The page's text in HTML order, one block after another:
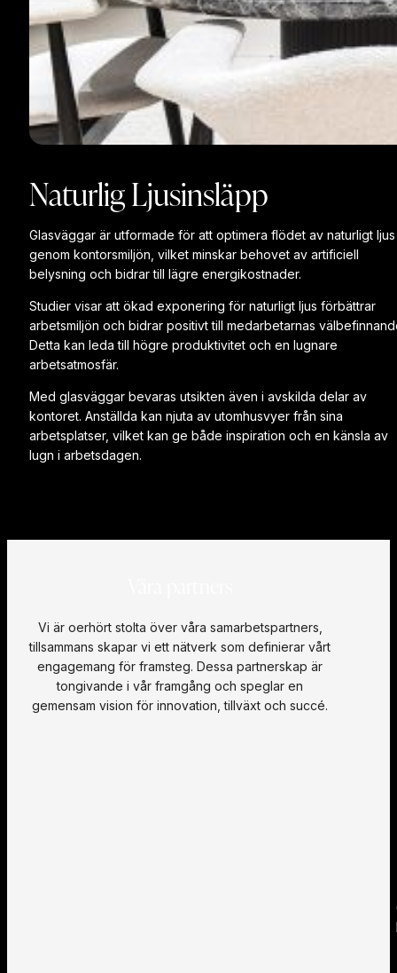
Naturlig Ljusinsläpp
Glasväggar är utformade för att optimera flödet av naturligt ljus
genom kontorsmiljön, vilket minskar behovet av artificiell
belysning och bidrar till lägre energikostnader.
Studier visar att ökad exponering för naturligt ljus förbättrar
arbetsmiljön och bidrar positivt till medarbetarnas
Detta kan leda till högre produktivitet och en lugnare
arbetsatmosfär.
Med glasväggar bevaras utsikten även i avskilda delar av
kontoret. Anställda kan njuta av utomhusvyer från sina
arbetsplatser, vilket kan ge både inspiration och en känsla av
lugn i arbetsdagen.
Vi är oerhört stolta över våra samarbetspartners,
tillsammans skapar vi ett nätverk som definierar vårt
engagemang för framsteg. Dessa partnerskap är
tongivande i vår framgång och speglar en
gemensam vision för innovation, tillväxt och succé.